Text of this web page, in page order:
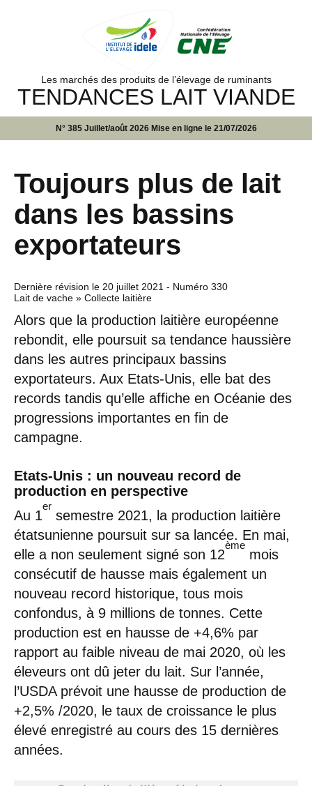
Les marchés des produits de l’élevage de ruminants
TENDANCES LAIT VIANDE
N° 385 Juillet/août 2026 Mise en ligne le 21/07/2026
Toujours plus de lait
dans les bassins
exportateurs
Dernière révision le 20 juillet 2021 - Numéro 330
Lait de vache » Collecte laitière
Alors que la production laitière européenne
rebondit, elle poursuit sa tendance haussière
dans les autres principaux bassins
exportateurs. Aux Etats-Unis, elle bat des
records tandis qu’elle affiche en Océanie des
progressions importantes en fin de
campagne.
Etats-Unis : un nouveau record de
production en perspective
Au 1
er
semestre 2021, la production laitière
étatsunienne poursuit sur sa lancée. En mai,
elle a non seulement signé son 12
ème
mois
consécutif de hausse mais également un
nouveau record historique, tous mois
confondus, à 9 millions de tonnes. Cette
production est en hausse de +4,6% par
rapport au faible niveau de mai 2020, où les
éleveurs ont dû jeter du lait. Sur l’année,
l’USDA prévoit une hausse de production de
+2,5% /2020, le taux de croissance le plus
élevé enregistré au cours des 15 dernières
années.